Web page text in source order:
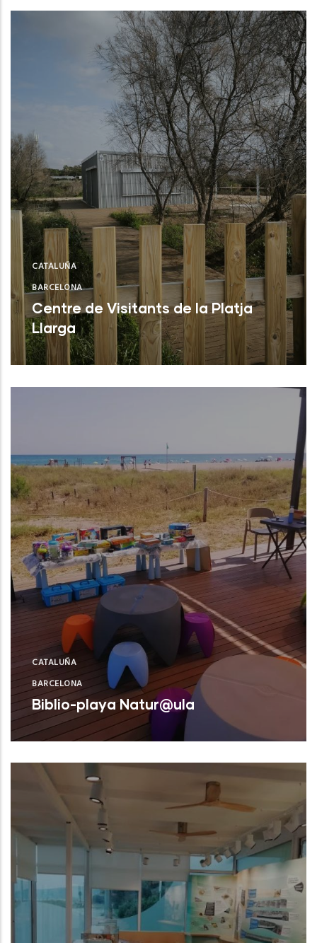
CATALUÑA
BARCELONA
Centre de Visitants de la Platja
Llarga
Vilanova i la Geltrú (Barcelona)
CATALUÑA
BARCELONA
Biblio-playa Natur@ula
Castelldefels (Barcelona)